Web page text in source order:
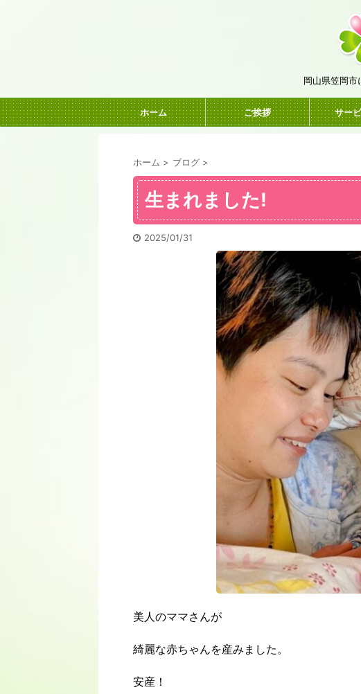
岡山県笠岡市
ホーム ご挨拶 サー
ホーム > ブログ >
生まれました!
2025/01/31
美人のママさんが
綺麗な赤ちゃんを産みました。
安産！